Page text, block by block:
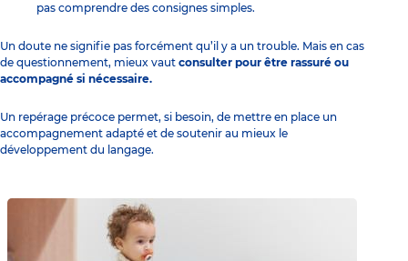
pas comprendre des consignes simples.
Un doute ne signifie pas forcément qu’il y a un trouble. Mais en cas
de questionnement, mieux vaut consulter pour être rassuré ou
accompagné si nécessaire.
Un repérage précoce permet, si besoin, de mettre en place un
accompagnement adapté et de soutenir au mieux le
développement du langage.